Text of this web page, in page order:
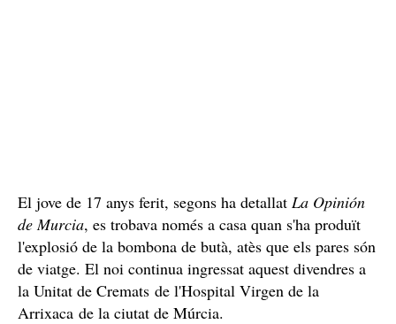
El jove de 17 anys ferit, segons ha detallat La Opinión
de Murcia, es trobava només a casa quan s'ha produït
l'explosió de la bombona de butà, atès que els pares són
de viatge. El noi continua ingressat aquest divendres a
la Unitat de Cremats de l'Hospital Virgen de la
Arrixaca de la ciutat de Múrcia.